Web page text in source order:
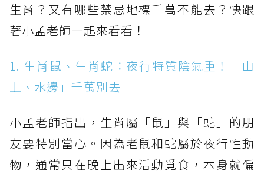
生肖？又有哪些禁忌地標千萬不能去？快跟
著小孟老師一起來看看！
1. 生肖鼠、生肖蛇：夜行特質陰氣重！「山
上、水邊」千萬別去
小孟老師指出，生肖屬「鼠」與「蛇」的朋
友要特別當心。因為老鼠和蛇屬於夜行性動
物，通常只在晚上出來活動覓食，本身就偏